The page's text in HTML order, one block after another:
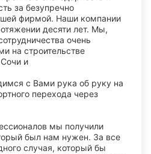
за безупречно
фирмой. Наши компании
десяти лет. Мы,
очень
на строительстве
и
с Вами рука об руку на
перехода через
мы получили
был нам нужен. За все
случая, который бы